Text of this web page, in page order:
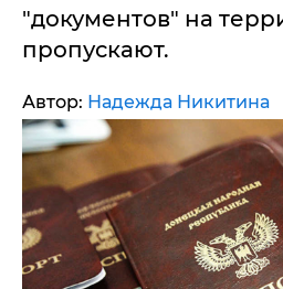
"документов" на
пропускают.
Автор: Надежда Никитина